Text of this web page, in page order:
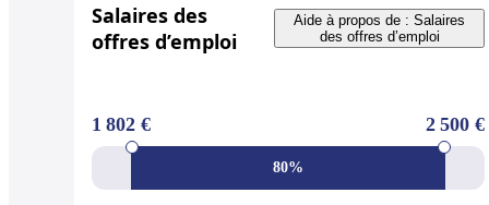
Salaires des
offres d’emploi
Aide à propos de : Salaires
des offres d’emploi
80%
1 802 € 2 500 €